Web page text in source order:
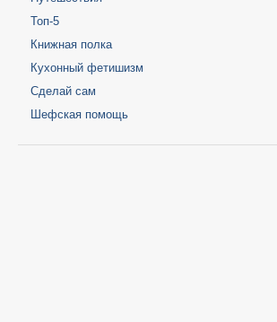
Топ-5
Книжная полка
Кухонный фетишизм
Сделай сам
Шефская помощь